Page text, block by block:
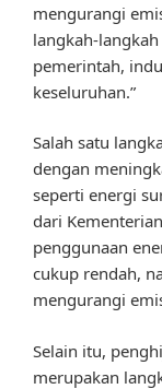
mengurangi
langkah-
pemerintah,
keseluruhan.”
Salah satu
dengan
seperti energi
dari
penggunaan
cukup rendah,
mengurangi
Selain itu,
merupakan